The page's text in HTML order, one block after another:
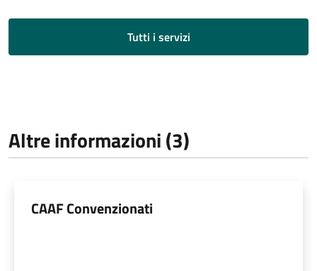
Tutti i servizi
Altre informazioni (3)
CAAF Convenzionati